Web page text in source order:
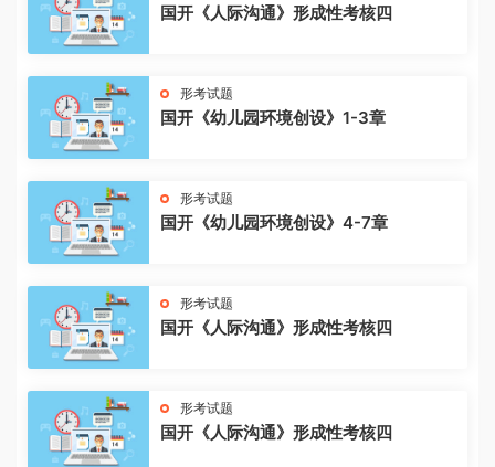
国开《人际沟通》形成性考核四
形考试题
国开《幼儿园环境创设》1-3章
形考试题
国开《幼儿园环境创设》4-7章
形考试题
国开《人际沟通》形成性考核四
形考试题
国开《人际沟通》形成性考核四